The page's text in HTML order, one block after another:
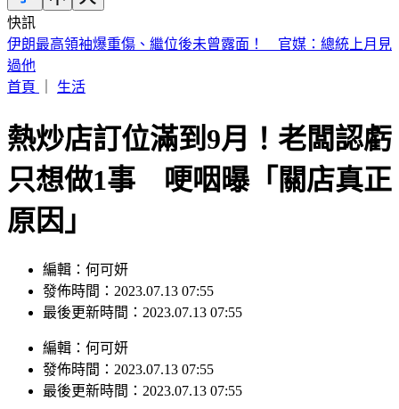
快訊
蔡阿嘎陷爭議！前員工蘿拉神隱多時突發文 60字曝現況
首頁
熱炒店訂位滿到9月！老闆認虧
只想做1事 哽咽曝「關店真正
原因」
發佈時間：2023.07.13 07:55
最後更新時間：2023.07.13 07:55
發佈時間：2023.07.13 07:55
最後更新時間：2023.07.13 07:55